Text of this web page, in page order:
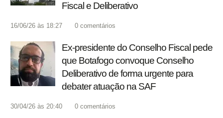
Fiscal e Deliberativo
16/06/26 às 18:27 0 comentários
Ex-presidente do Conselho Fiscal pede
que Botafogo convoque Conselho
Deliberativo de forma urgente para
debater atuação na SAF
30/04/26 às 20:40 0 comentários